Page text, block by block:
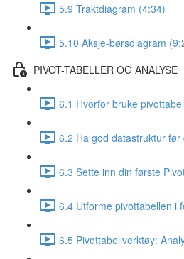
5.9 Traktdiagram (4:34)
5.10 Aksje-børsdiagram
PIVOT-TABELLER OG ANALYSE
6.1 Hvorfor bruke
6.2 Ha god datastruktur
6.3 Sette inn din første
6.4 Utforme pivottabellen i
6.5 Pivottabellverktøy: